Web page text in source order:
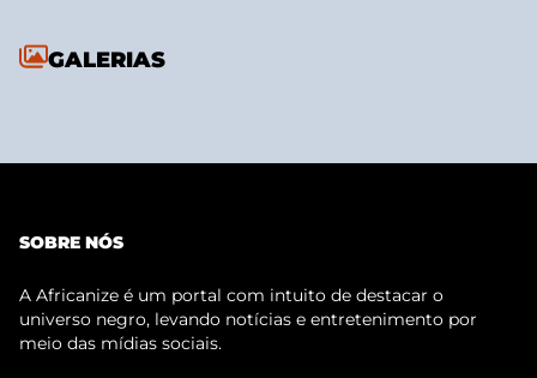
GALERIAS
SOBRE NÓS
A Africanize é um portal com intuito de destacar o
universo negro, levando notícias e entretenimento por
meio das mídias sociais.